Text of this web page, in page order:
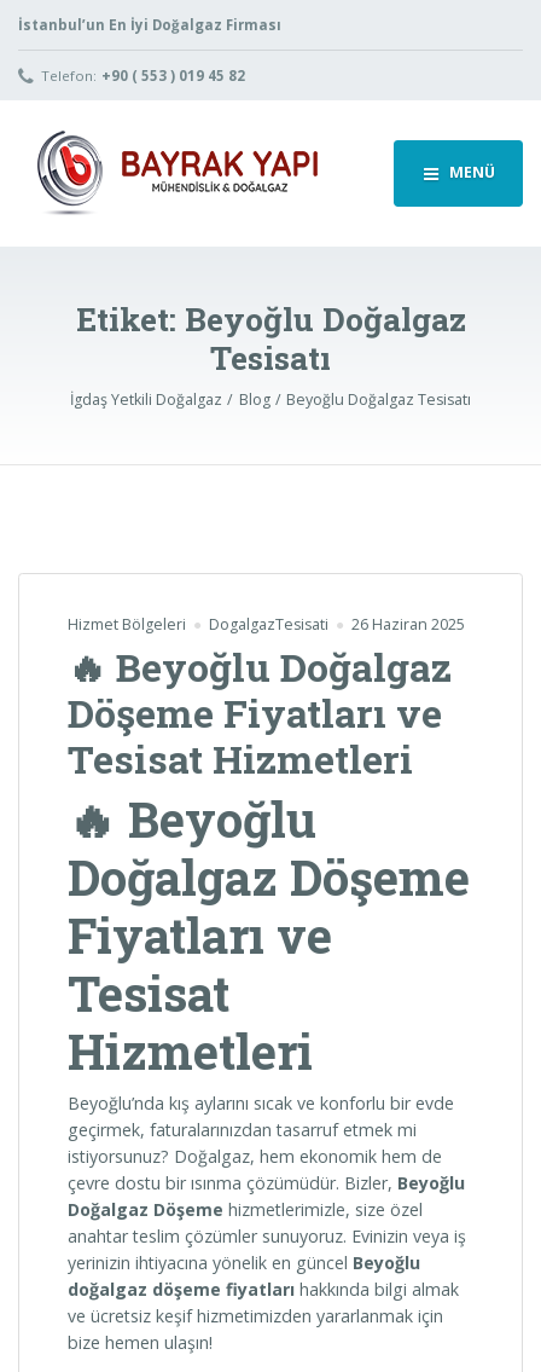
İstanbul’un En İyi Doğalgaz Firması
Telefon: +90 ( 553 ) 019 45 82
MENÜ
Etiket: Beyoğlu Doğalgaz
Tesisatı
İgdaş Yetkili Doğalgaz Blog Beyoğlu Doğalgaz Tesisatı
Hizmet Bölgeleri DogalgazTesisati 26 Haziran 2025
🔥 Beyoğlu Doğalgaz
Döşeme Fiyatları ve
Tesisat Hizmetleri
🔥 Beyoğlu
Doğalgaz Döşeme
Fiyatları ve
Tesisat
Hizmetleri
Beyoğlu’nda kış aylarını sıcak ve konforlu bir evde
geçirmek, faturalarınızdan tasarruf etmek mi
istiyorsunuz? Doğalgaz, hem ekonomik hem de
çevre dostu bir ısınma çözümüdür. Bizler, Beyoğlu
Doğalgaz Döşeme hizmetlerimizle, size özel
anahtar teslim çözümler sunuyoruz. Evinizin veya iş
yerinizin ihtiyacına yönelik en güncel Beyoğlu
doğalgaz döşeme fiyatları hakkında bilgi almak
ve ücretsiz keşif hizmetimizden yararlanmak için
bize hemen ulaşın!